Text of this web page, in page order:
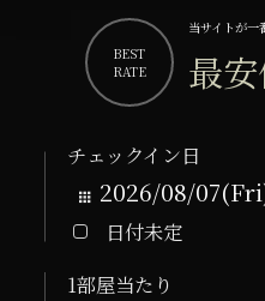
BEST
RATE
最
当サイトが一
チェックイン日
日付未定
1部屋当たり